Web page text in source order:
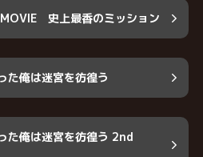
史上最香のミッション
た俺は迷宮を彷徨う
た俺は迷宮を彷徨う 2nd